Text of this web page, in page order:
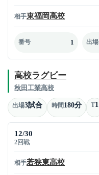
相手東福岡高校
番号 1 出場
高校ラグビー
秋田工業高校
出場3試合 時間180分 T1
12/30
2回戦
相手若狭東高校